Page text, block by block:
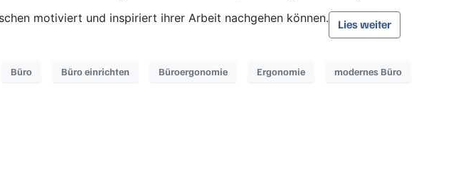
motiviert und inspiriert ihrer Arbeit nachgehen können.
Lies weiter
Büro Büro einrichten Büroergonomie Ergonomie modernes Büro